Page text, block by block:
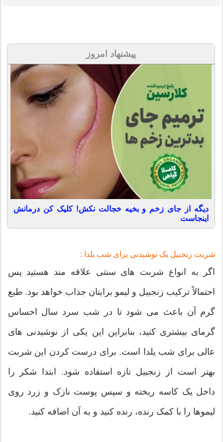
پیشنهاد امروز
دیگه از جای زخم و بخیه خجالت نکش! کلیک کن درمانش
اینجاست
شربت زنجبیل یک نوشیدنی برای شب یلدا :
اگر به انواع شربت های سنتی علاقه مند هستید پس
احتمالاً ترکیب زنجبیل و لیمو برایتان جذاب خواهد بود. طبع
گرم آن باعث می شود تا در شب سرد سال احساس
گرمای بیشتری کنید، بنابراین این یکی از نوشیدنی های
عالی برای شب یلدا است. برای درست کردن این شربت
بهتر است از زنجبیل تازه استفاده شود. ابتدا شکر را
داخل یک کاسه ریخته و سپس پوست نازک و زرد روی
لیموها را با کمک رنده، رنده کنید و به آن اضافه کنید.